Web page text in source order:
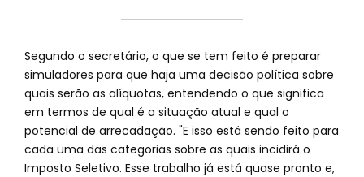
Segundo o secretário, o que se tem feito é preparar
simuladores para que haja uma decisão política sobre
quais serão as alíquotas, entendendo o que significa
em termos de qual é a situação atual e qual o
potencial de arrecadação. "E isso está sendo feito para
cada uma das categorias sobre as quais incidirá o
Imposto Seletivo. Esse trabalho já está quase pronto e,